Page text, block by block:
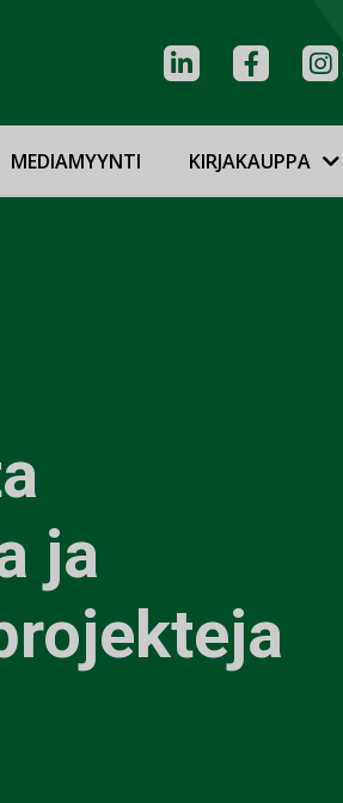
MEDIAMYYNTI KIRJAKAUPPA
ja